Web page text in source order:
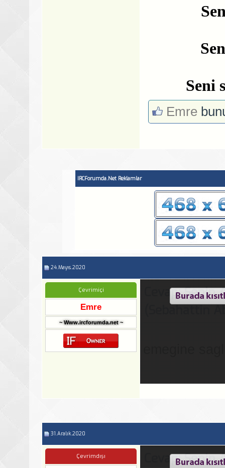
Seni
Emre
IRCForumda.Net Reklamlar
24.Mayıs.2020
Çevrimiçi
Emre
~ Www.ircforumda.net ~
Cevap: Senin
(Sebahattin
emegine
31.Aralık.2020
Çevrimdışı Cevap: Senin